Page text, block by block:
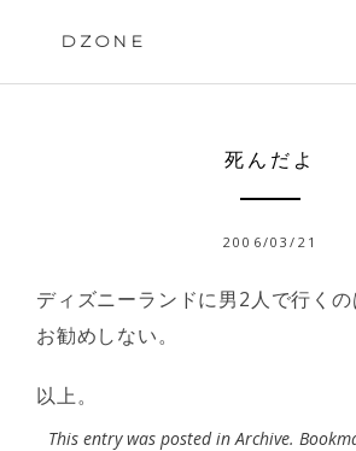
DZONE
死んだよ
2006/03/21
ディズニーランドに男2人で行くの
お勧めしない。
以上。
This entry was posted inArchive.